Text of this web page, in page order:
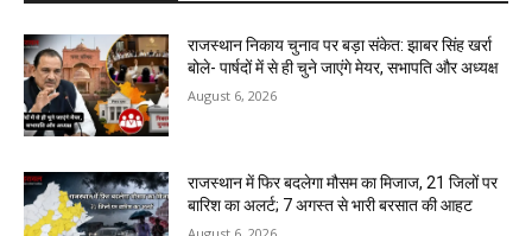
राजस्थान निकाय चुनाव पर बड़ा संकेत: झाबर सिंह खर्रा
बोले- पार्षदों में से ही चुने जाएंगे मेयर, सभापति और अध्यक्ष
August 6, 2026
राजस्थान में फिर बदलेगा मौसम का मिजाज, 21 जिलों पर
बारिश का अलर्ट; 7 अगस्त से भारी बरसात की आहट